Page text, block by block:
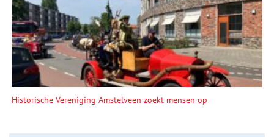
Historische Vereniging Amstelveen zoekt mensen op